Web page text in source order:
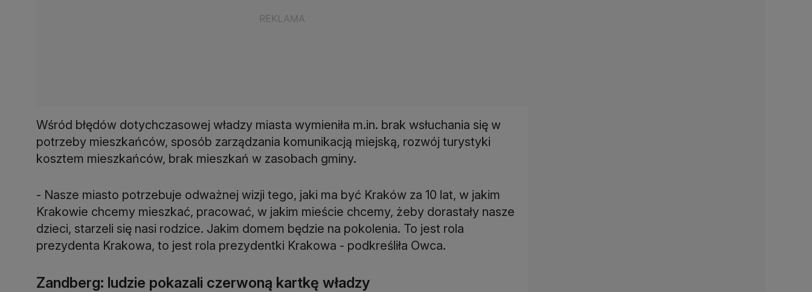
Wśród błędów dotychczasowej władzy miasta wymieniła m.in. brak wsłuchania się w
potrzeby mieszkańców, sposób zarządzania komunikacją miejską, rozwój turystyki
kosztem mieszkańców, brak mieszkań w zasobach gminy.
- Nasze miasto potrzebuje odważnej wizji tego, jaki ma być Kraków za 10 lat, w jakim
Krakowie chcemy mieszkać, pracować, w jakim mieście chcemy, żeby dorastały nasze
dzieci, starzeli się nasi rodzice. Jakim domem będzie na pokolenia. To jest rola
prezydenta Krakowa, to jest rola prezydentki Krakowa - podkreśliła Owca.
Zandberg: ludzie pokazali czerwoną kartkę władzy